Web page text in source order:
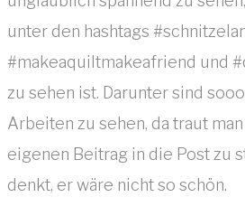
unter den hashtags
#makeaquiltmakeafriend und
zu sehen ist. Darunter sind
Arbeiten zu sehen, da traut
eigenen Beitrag in die Post zu
denkt, er wäre nicht so schön.